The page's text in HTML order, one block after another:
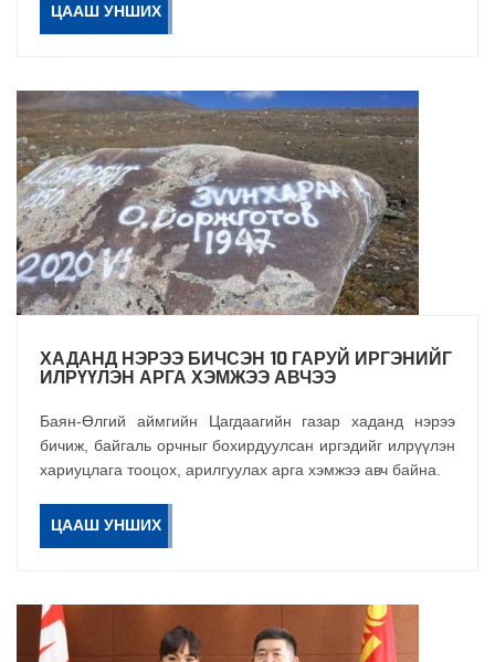
ЦААШ УНШИХ
ХАДАНД НЭРЭЭ БИЧСЭН 10 ГАРУЙ ИРГЭНИЙГ
ИЛРҮҮЛЭН АРГА ХЭМЖЭЭ АВЧЭЭ
Баян-Өлгий аймгийн Цагдаагийн газар хаданд нэрээ
бичиж, байгаль орчныг бохирдуулсан иргэдийг илрүүлэн
хариуцлага тооцох, арилгуулах арга хэмжээ авч байна.
ЦААШ УНШИХ